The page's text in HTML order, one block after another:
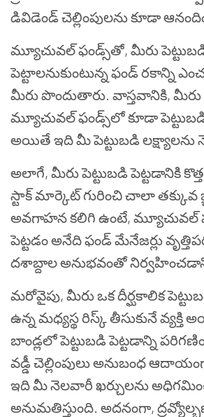
డివిడెండ్ చెల్లింపులను కూడా
మ్యూచువల్ ఫండ్స్‌తో, మీరు
పెట్టాలనుకుంటున్న ఫండ్ రకాన్ని
మీరు పొందుతారు. వాస్తవానికి,
మ్యూచువల్ ఫండ్స్‌లో కూడా పెట్టుబడి
అయితే ఇది మీ పెట్టుబడి లక్ష్యాలను
అలాగే, మీరు పెట్టుబడి పెట్టడానికి
స్టాక్ మార్కెట్ గురించి చాలా తక్కువ
అవగాహన కలిగి ఉంటే, మ్యూచువల్
పెట్టడం అనేది ఫండ్ మేనేజర్లు
దశాబ్దాల అనుభవంతో
మరోవైపు, మీరు ఒక దీర్ఘకాలిక
ఉన్న మధ్యస్థ రిస్క్ తీసుకునే వ్యక్తి
బాండ్లలో పెట్టుబడి పెట్టడాన్ని
వడ్డీ చెల్లింపులు అనుబంధ
ఇది మీ నెలవారీ ఖర్చులను
అనుమతిస్తుంది. అదనంగా,